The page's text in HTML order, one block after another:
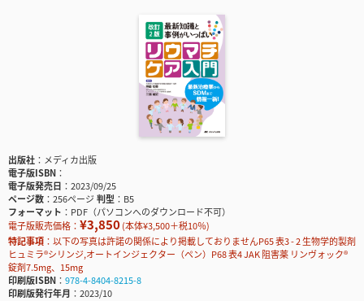
出版社
メディカ出版
電子版ISBN
電子版発売日
2023/09/25
ページ数
256ページ判型
B5
フォーマット
PDF（パソコンへのダウンロード不可）
電子版販売価格： ¥3,850(本体¥3,500＋税10％)
特記事項
以下の写真は許諾の関係により掲載しておりませんP65 表3 - 2 生物学的製剤
ヒュミラ®シリンジ,オートインジェクター（ペン）P68 表4 JAK 阻害薬 リンヴォック®
錠剤7.5mg、15mg
印刷版ISBN
978-4-8404-8215-8
印刷版発行年月
2023/10